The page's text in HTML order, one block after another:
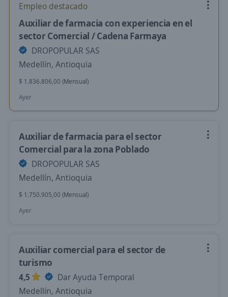
Empleo destacado
Auxiliar de farmacia con experiencia en el
sector Comercial / Cadena Farmaya
DROPOPULAR SAS
Medellín, Antioquia
$ 1.836.806,00 (Mensual)
Ayer
Auxiliar de farmacia para el sector
Comercial para la zona Poblado
DROPOPULAR SAS
Medellín, Antioquia
$ 1.750.905,00 (Mensual)
Ayer
Auxiliar comercial para el sector de
turismo
4,5
Dar Ayuda Temporal
Medellín, Antioquia